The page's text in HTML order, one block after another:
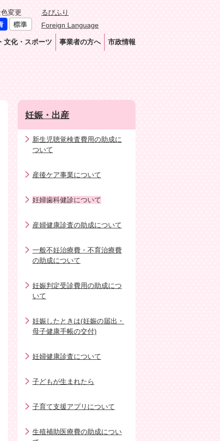
変更
るびふり
Foreign Language
文化・スポーツ 事業者の方へ 市政情報
妊娠・出産
新生児聴覚検査費用の助成に
ついて
産後ケア事業について
妊婦歯科健診について
産婦健康診査の助成について
一般不妊治療費・不育治療費
の助成について
妊娠判定受診費用の助成につ
いて
妊娠したときは(妊娠の届出・
母子健康手帳の交付)
妊婦健康診査について
子どもが生まれたら
子育て支援アプリについて
生殖補助医療費の助成につい